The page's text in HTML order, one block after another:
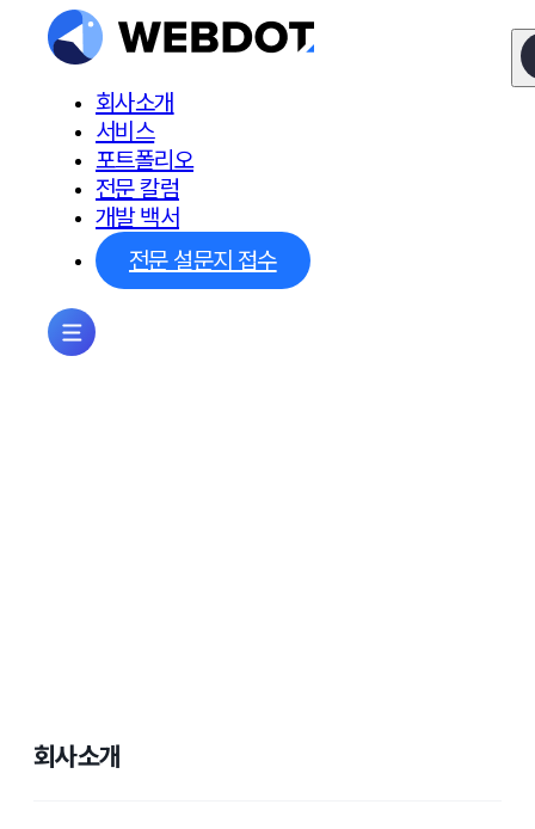
회사소개
서비스
포트폴리오
전문 칼럼
개발 백서
전문 설문지 접수
회사소개